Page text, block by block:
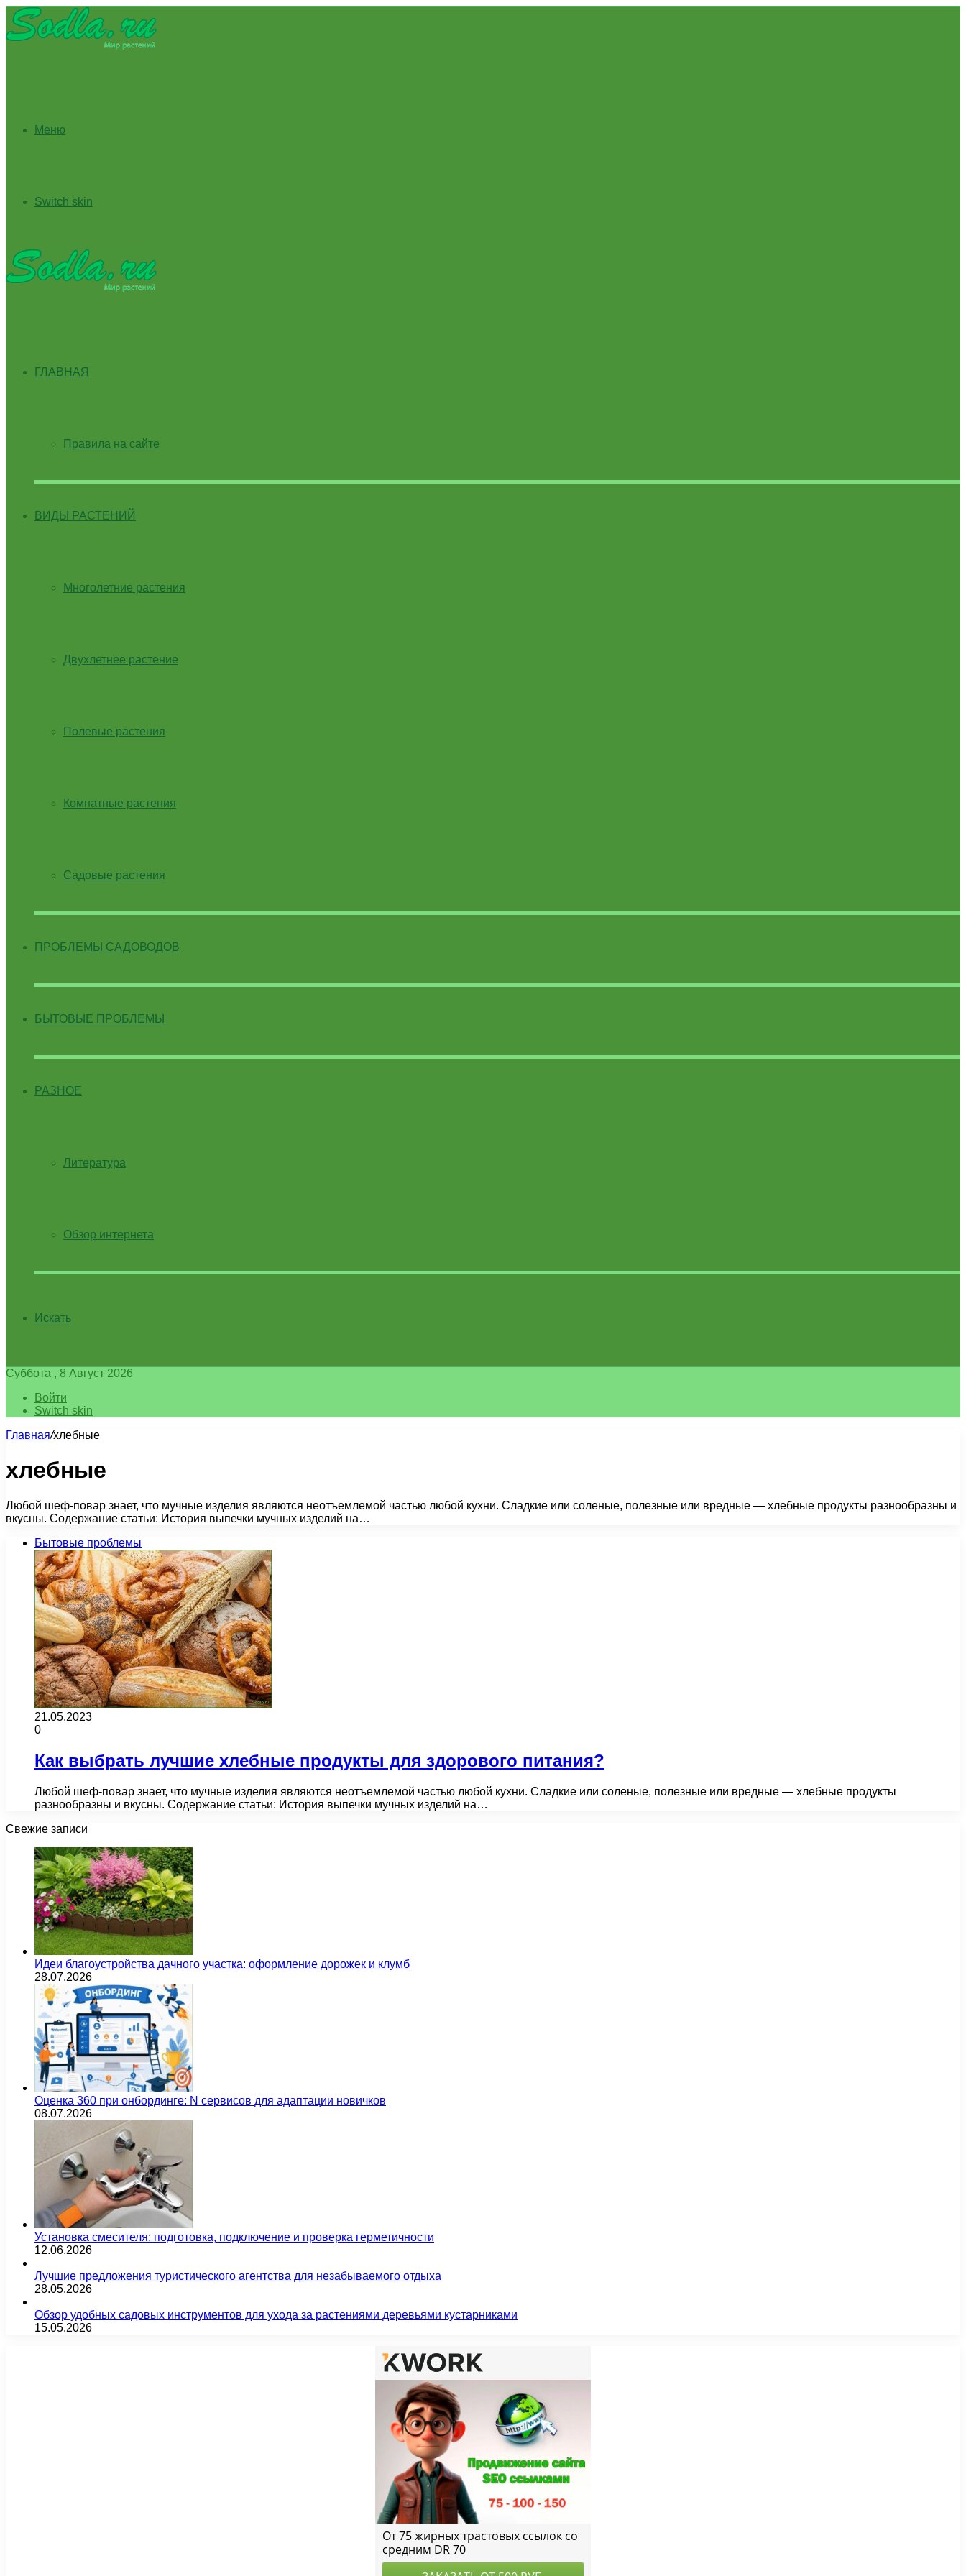
Меню
Switch skin
ГЛАВНАЯ
Правила на сайте
ВИДЫ РАСТЕНИЙ
Многолетние растения
Двухлетнее растение
Полевые растения
Комнатные растения
Садовые растения
ПРОБЛЕМЫ САДОВОДОВ
БЫТОВЫЕ ПРОБЛЕМЫ
РАЗНОЕ
Литература
Обзор интернета
Искать
Суббота , 8 Август 2026
Войти
Switch skin
Главная/хлебные
хлебные
Любой шеф-повар знает, что мучные изделия являются неотъемлемой частью любой кухни. Сладкие или соленые, полезные или вредные — хлебные продукты разнообразны и
вкусны. Содержание статьи: История выпечки мучных изделий на…
Бытовые проблемы
21.05.2023
0
Как выбрать лучшие хлебные продукты для здорового питания?
Любой шеф-повар знает, что мучные изделия являются неотъемлемой частью любой кухни. Сладкие или соленые, полезные или вредные — хлебные продукты
разнообразны и вкусны. Содержание статьи: История выпечки мучных изделий на…
Свежие записи
Идеи благоустройства дачного участка: оформление дорожек и клумб
28.07.2026
Оценка 360 при онбординге: N сервисов для адаптации новичков
08.07.2026
Установка смесителя: подготовка, подключение и проверка герметичности
12.06.2026
Лучшие предложения туристического агентства для незабываемого отдыха
28.05.2026
Обзор удобных садовых инструментов для ухода за растениями деревьями кустарниками
15.05.2026